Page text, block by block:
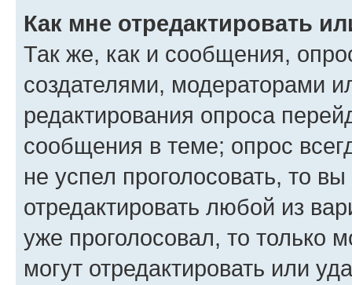
Как мне отредактировать
Так же, как и сообщения,
создателями, модераторами
редактирования опроса
сообщения в теме; опрос
не успел проголосовать, то
отредактировать любой из
уже проголосовал, то только
могут отредактировать или